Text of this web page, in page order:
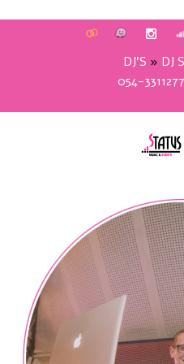
DJ'S » DJ
054-3311277